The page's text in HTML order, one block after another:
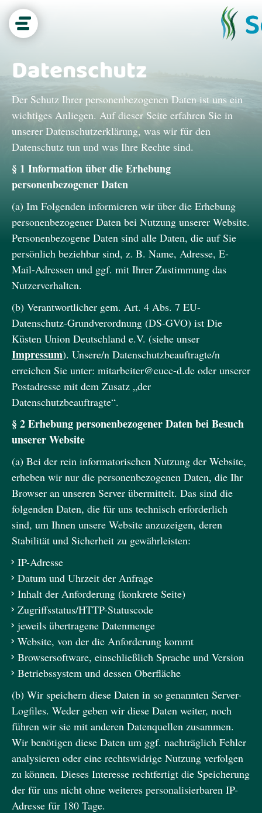
Seegras-Wissen
CO₂-Speicher
Biodiversität
Küstenschutz
Projekt
Kontakt Impressum
Datenschutz
Instagram
LinkedIn
Datenschutz
Der Schutz Ihrer personenbezogenen Daten ist uns ein
wichtiges Anliegen. Auf dieser Seite erfahren Sie in
unserer Datenschutzerklärung, was wir für den
Datenschutz tun und was Ihre Rechte sind.
§ 1 Information über die Erhebung
personenbezogener Daten
(a) Im Folgenden informieren wir über die Erhebung
personenbezogener Daten bei Nutzung unserer Website.
Personenbezogene Daten sind alle Daten, die auf Sie
persönlich beziehbar sind, z. B. Name, Adresse, E-
Mail-Adressen und ggf. mit Ihrer Zustimmung das
Nutzerverhalten.
(b) Verantwortlicher gem. Art. 4 Abs. 7 EU-
Datenschutz-Grundverordnung (DS-GVO) ist Die
Küsten Union Deutschland e.V. (siehe unser
Impressum). Unsere/n Datenschutzbeauftragte/n
erreichen Sie unter: mitarbeiter@eucc-d.de oder unserer
Postadresse mit dem Zusatz „der
Datenschutzbeauftragte“.
§ 2 Erhebung personenbezogener Daten bei Besuch
unserer Website
(a) Bei der rein informatorischen Nutzung der Website,
erheben wir nur die personenbezogenen Daten, die Ihr
Browser an unseren Server übermittelt. Das sind die
folgenden Daten, die für uns technisch erforderlich
sind, um Ihnen unsere Website anzuzeigen, deren
Stabilität und Sicherheit zu gewährleisten:
IP-Adresse
Datum und Uhrzeit der Anfrage
Inhalt der Anforderung (konkrete Seite)
Zugriffsstatus/HTTP-Statuscode
jeweils übertragene Datenmenge
Website, von der die Anforderung kommt
Browsersoftware, einschließlich Sprache und Version
Betriebssystem und dessen Oberfläche
(b) Wir speichern diese Daten in so genannten Server-
Logfiles. Weder geben wir diese Daten weiter, noch
führen wir sie mit anderen Datenquellen zusammen.
Wir benötigen diese Daten um ggf. nachträglich Fehler
analysieren oder eine rechtswidrige Nutzung verfolgen
zu können. Dieses Interesse rechtfertigt die Speicherung
der für uns nicht ohne weiteres personalisierbaren IP-
Adresse für 180 Tage.